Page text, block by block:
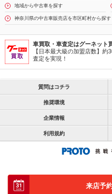
来店予
地域から中古車を探す
神奈川県の中古車販売店を市区町村から探す
車買取・車査定はグーネッ
【日本最大級の加盟店数】
査定を実現！
質問はコチラ
推奨環境
企業情報
利用規約